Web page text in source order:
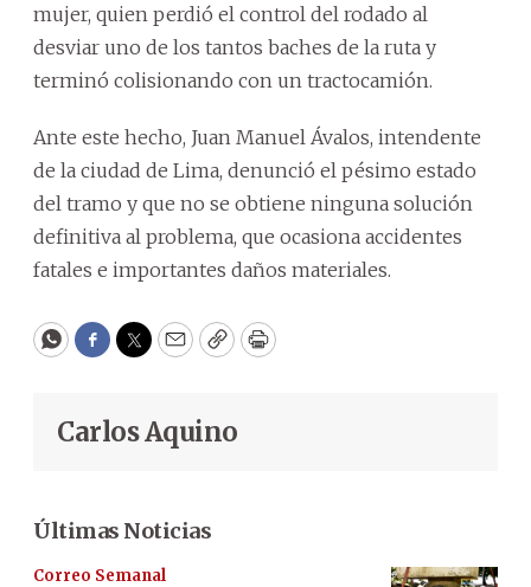
mujer, quien perdió el control del rodado al
desviar uno de los tantos baches de la ruta y
terminó colisionando con un tractocamión.
Ante este hecho, Juan Manuel Ávalos, intendente
de la ciudad de Lima, denunció el pésimo estado
del tramo y que no se obtiene ninguna solución
definitiva al problema, que ocasiona accidentes
fatales e importantes daños materiales.
WhatsApp
Facebook
Twitter
EmailCopyPrint
Carlos Aquino
Últimas Noticias
Correo Semanal